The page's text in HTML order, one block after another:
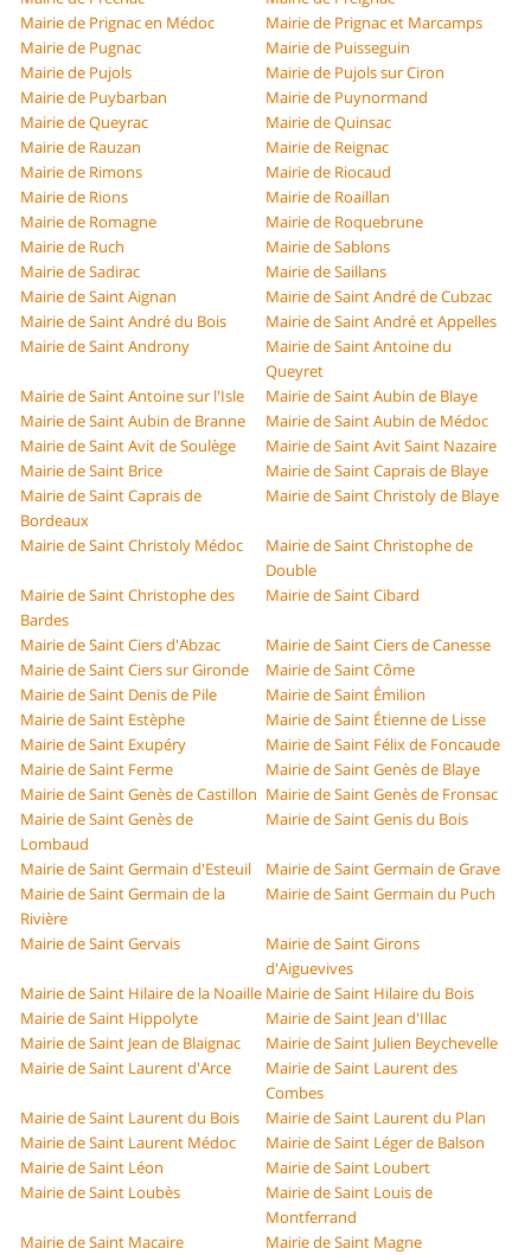
Mairie de Prignac en Médoc
Mairie de Prignac et Marcamps
Mairie de Pugnac
Mairie de Puisseguin
Mairie de Pujols
Mairie de Pujols sur Ciron
Mairie de Puybarban
Mairie de Puynormand
Mairie de Queyrac
Mairie de Quinsac
Mairie de Rauzan
Mairie de Reignac
Mairie de Rimons
Mairie de Riocaud
Mairie de Rions
Mairie de Roaillan
Mairie de Romagne
Mairie de Roquebrune
Mairie de Ruch
Mairie de Sablons
Mairie de Sadirac
Mairie de Saillans
Mairie de Saint Aignan
Mairie de Saint André de Cubzac
Mairie de Saint André du Bois
Mairie de Saint André et Appelles
Mairie de Saint Androny
Mairie de Saint Antoine du
Queyret
Mairie de Saint Antoine sur l'Isle
Mairie de Saint Aubin de Blaye
Mairie de Saint Aubin de Branne
Mairie de Saint Aubin de Médoc
Mairie de Saint Avit de Soulège
Mairie de Saint Avit Saint Nazaire
Mairie de Saint Brice
Mairie de Saint Caprais de Blaye
Mairie de Saint Caprais de
Bordeaux
Mairie de Saint Christoly de Blaye
Mairie de Saint Christoly Médoc
Mairie de Saint Christophe de
Double
Mairie de Saint Christophe des
Bardes
Mairie de Saint Cibard
Mairie de Saint Ciers d'Abzac
Mairie de Saint Ciers de Canesse
Mairie de Saint Ciers sur Gironde
Mairie de Saint Côme
Mairie de Saint Denis de Pile
Mairie de Saint Émilion
Mairie de Saint Estèphe
Mairie de Saint Étienne de Lisse
Mairie de Saint Exupéry
Mairie de Saint Félix de Foncaude
Mairie de Saint Ferme
Mairie de Saint Genès de Blaye
Mairie de Saint Genès de Castillon Mairie de Saint Genès de Fronsac
Mairie de Saint Genès de
Lombaud
Mairie de Saint Genis du Bois
Mairie de Saint Germain d'Esteuil
Mairie de Saint Germain de Grave
Mairie de Saint Germain de la
Rivière
Mairie de Saint Germain du Puch
Mairie de Saint Gervais
Mairie de Saint Girons
d'Aiguevives
Mairie de Saint Hilaire de la Noaille Mairie de Saint Hilaire du Bois
Mairie de Saint Hippolyte
Mairie de Saint Jean d'Illac
Mairie de Saint Jean de Blaignac
Mairie de Saint Julien Beychevelle
Mairie de Saint Laurent d'Arce
Mairie de Saint Laurent des
Combes
Mairie de Saint Laurent du Bois
Mairie de Saint Laurent du Plan
Mairie de Saint Laurent Médoc
Mairie de Saint Léger de Balson
Mairie de Saint Léon
Mairie de Saint Loubert
Mairie de Saint Loubès
Mairie de Saint Louis de
Montferrand
Mairie de Saint Macaire
Mairie de Saint Magne